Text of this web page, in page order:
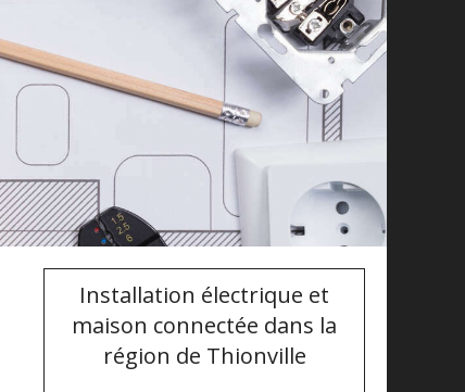
Installation électrique et
maison connectée dans la
région de Thionville